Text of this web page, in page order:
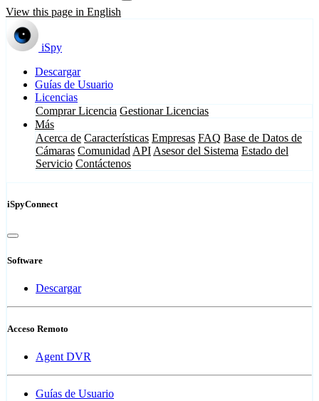
View this page in English
iSpy
Descargar
Guías de Usuario
Licencias
Comprar Licencia Gestionar Licencias
Más
Acerca de Características Empresas FAQ Base de Datos de
Cámaras Comunidad API Asesor del Sistema Estado del
Servicio Contáctenos
iSpyConnect
Software
Descargar
Acceso Remoto
Agent DVR
Guías de Usuario